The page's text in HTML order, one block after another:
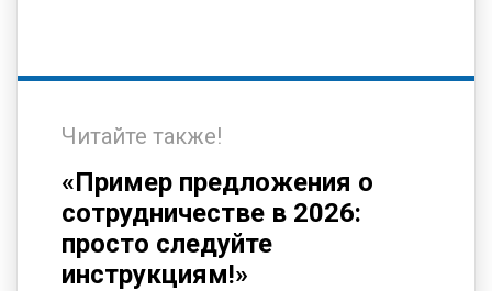
Читайте также!
«Пример предложения о
сотрудничестве в 2026:
просто следуйте
инструкциям!»